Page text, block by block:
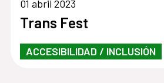
01 abril 2023
Trans Fest
ACCESIBILIDAD / INCLUSIÓN